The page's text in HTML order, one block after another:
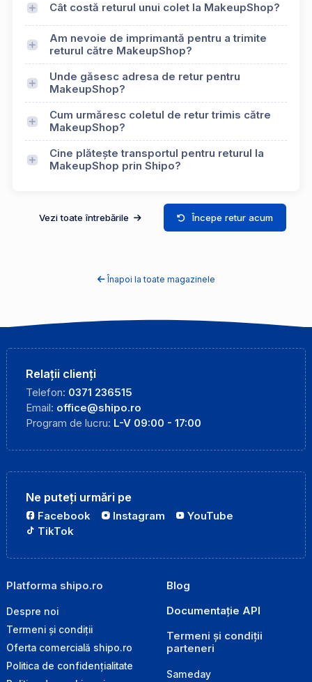
Cât costă returul unui colet la MakeupShop?
Am nevoie de imprimantă pentru a trimite
returul către MakeupShop?
Unde găsesc adresa de retur pentru
MakeupShop?
Cum urmăresc coletul de retur trimis către
MakeupShop?
Cine plătește transportul pentru returul la
MakeupShop prin Shipo?
Vezi toate întrebările Începe retur acum
Înapoi la toate magazinele
Relații clienți
Telefon: 0371 236515
Email: office@shipo.ro
Program de lucru: L-V 09:00 - 17:00
Ne puteți urmări pe
Facebook Instagram
YouTube
TikTok
Platforma shipo.ro
Despre noi
Termeni și condiții
Oferta comercială shipo.ro
Politica de confidențialitate
Blog
Documentație API
Termeni și condiții
parteneri
Sameday